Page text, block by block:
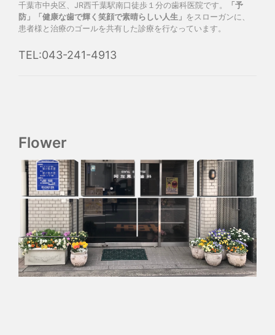
千葉市中央区、JR西千葉駅南口徒歩１分の歯科医院です。
「予
防」「健康な歯で輝く笑顔で素晴らしい人生」 をスローガンに、
患者様と治療のゴールを共有した診療を行なっています。
TEL:043-241-4913
Flower